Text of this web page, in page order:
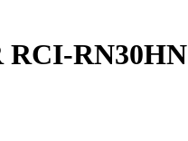
RCI-RN30HN